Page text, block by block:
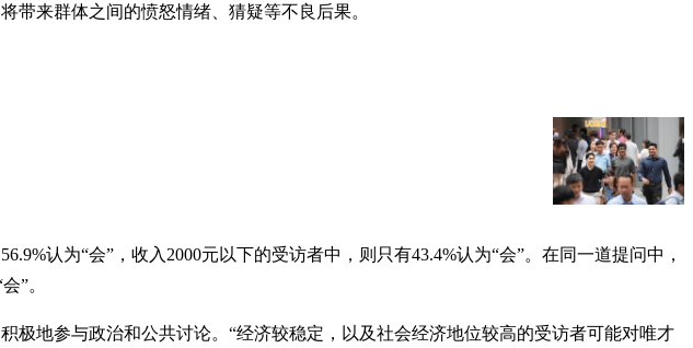
带来群体之间的愤怒情绪、猜疑等不良后果。
认为“会”，收入2000元以下的受访者中，则只有43.4%认为“会”。在同一道提问中，
”。
地参与政治和公共讨论。“经济较稳定，以及社会经济地位较高的受访者可能对唯才